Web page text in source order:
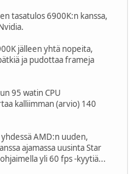
tasatulos 6900K:n kanssa,
jälleen yhtä nopeita,
ja pudottaa frameja
95 watin CPU
kalliimman (arvio) 140
AMD:n uuden,
ajamassa uusinta Star
yli 60 fps -kyytiä...